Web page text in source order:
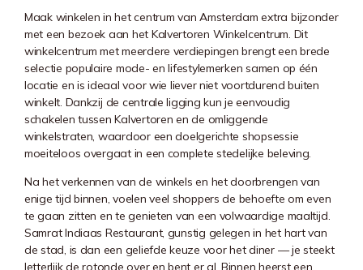
Maak winkelen in het centrum van Amsterdam extra bijzonder
met een bezoek aan het Kalvertoren Winkelcentrum. Dit
winkelcentrum met meerdere verdiepingen brengt een brede
selectie populaire mode- en lifestylemerken samen op één
locatie en is ideaal voor wie liever niet voortdurend buiten
winkelt. Dankzij de centrale ligging kun je eenvoudig
schakelen tussenKalvertoren en de omliggende
winkelstraten, waardoor een doelgerichte shopsessie
moeiteloos overgaat in een complete stedelijke beleving.
Na het verkennen van de winkels en het doorbrengen van
enige tijd binnen, voelen veel shoppers de behoefte om even
te gaan zitten en te genieten van een volwaardige maaltijd.
Samrat Indiaas Restaurant, gunstig gelegen in het hart van
de stad, is dan een geliefde keuze voor het diner — je steekt
letterlijk de rotonde over en bent er al. Binnen heerst een